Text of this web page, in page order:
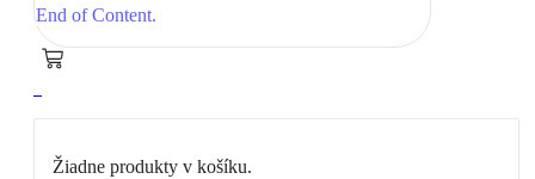
End of Content.
Žiadne produkty v košíku.